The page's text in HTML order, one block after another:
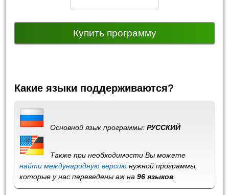
Купить программу
Какие языки поддерживаются?
Основной язык программы:РУССКИЙ
Также при необходимости Вы можете
найти международную версию нужной программы,
которые у нас переведены аж на96 языков.